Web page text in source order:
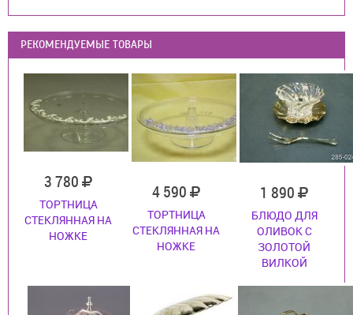
РЕКОМЕНДУЕМЫЕ ТОВАРЫ
3 780
ТОРТНИЦА
СТЕКЛЯННАЯ НА
НОЖКЕ
4 590
ТОРТНИЦА
СТЕКЛЯННАЯ НА
НОЖКЕ
1 890
БЛЮДО ДЛЯ
ОЛИВОК С
ЗОЛОТОЙ
ВИЛКОЙ